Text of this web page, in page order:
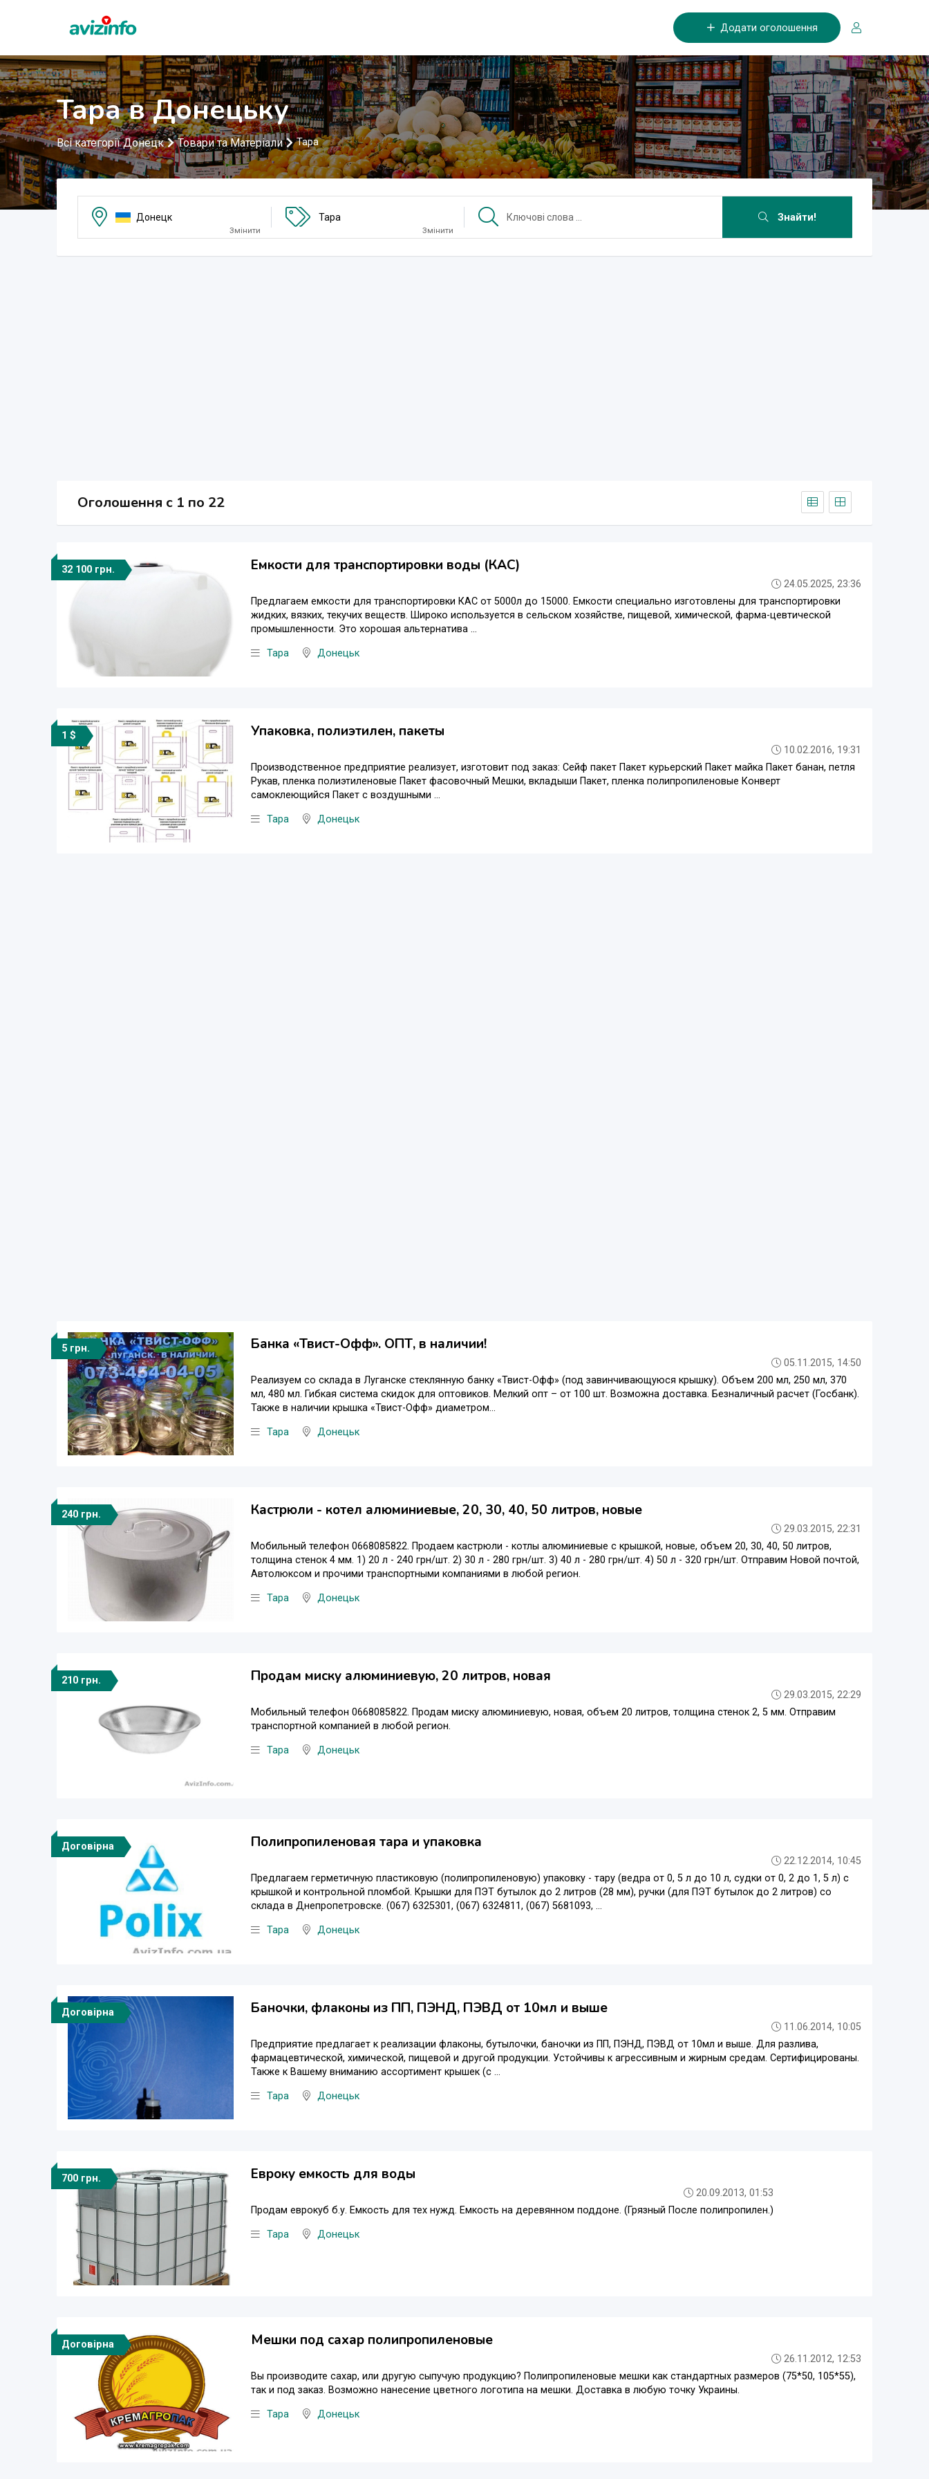
Додати оголошення
Тара в Донецьку
Всі категорії Донецк Товари та Матеріали Тара
Донецк
Змінити
Тара
Змінити
Знайти!
Оголошення c 1 по 22
32 100 грн. Емкости для транспортировки воды (КАС)
24.05.2025, 23:36
Предлагаем емкости для транспортировки КАС от 5000л до 15000. Емкости специально изготовлены для транспортировки
жидких, вязких, текучих веществ. Широко используется в сельском хозяйстве, пищевой, химической, фарма-цевтической
промышленности. Это хорошая альтернатива ...
Тара Донецьк
1 $ Упаковка, полиэтилен, пакеты
10.02.2016, 19:31
Производственное предприятие реализует, изготовит под заказ: Сейф пакет Пакет курьерский Пакет майка Пакет банан, петля
Рукав, пленка полиэтиленовые Пакет фасовочный Мешки, вкладыши Пакет, пленка полипропиленовые Конверт
самоклеющийся Пакет с воздушными ...
Тара Донецьк
5 грн. Банка «Твист-Офф». ОПТ, в наличии!
05.11.2015, 14:50
Реализуем со склада в Луганске стеклянную банку «Твист-Офф» (под завинчивающуюся крышку). Объем 200 мл, 250 мл, 370
мл, 480 мл. Гибкая система скидок для оптовиков. Мелкий опт – от 100 шт. Возможна доставка. Безналичный расчет (Госбанк).
Также в наличии крышка «Твист-Офф» диаметром...
Тара Донецьк
240 грн. Кастрюли - котел алюминиевые, 20, 30, 40, 50 литров, новые
29.03.2015, 22:31
Мобильный телефон 0668085822. Продаем кастрюли - котлы алюминиевые с крышкой, новые, объем 20, 30, 40, 50 литров,
толщина стенок 4 мм. 1) 20 л - 240 грн/шт. 2) 30 л - 280 грн/шт. 3) 40 л - 280 грн/шт. 4) 50 л - 320 грн/шт. Отправим Новой почтой,
Автолюксом и прочими транспортными компаниями в любой регион.
Тара Донецьк
210 грн. Продам миску алюминиевую, 20 литров, новая
29.03.2015, 22:29
Мобильный телефон 0668085822. Продам миску алюминиевую, новая, объем 20 литров, толщина стенок 2, 5 мм. Отправим
транспортной компанией в любой регион.
Тара Донецьк
Договірна Полипропиленовая тара и упаковка
22.12.2014, 10:45
Предлагаем герметичную пластиковую (полипропиленовую) упаковку - тару (ведра от 0, 5 л до 10 л, судки от 0, 2 до 1, 5 л) с
крышкой и контрольной пломбой. Крышки для ПЭТ бутылок до 2 литров (28 мм), ручки (для ПЭТ бутылок до 2 литров) со
склада в Днепропетровске. (067) 6325301, (067) 6324811, (067) 5681093, ...
Тара Донецьк
Договірна Баночки, флаконы из ПП, ПЭНД, ПЭВД от 10мл и выше
11.06.2014, 10:05
Предприятие предлагает к реализации флаконы, бутылочки, баночки из ПП, ПЭНД, ПЭВД от 10мл и выше. Для разлива,
фармацевтической, химической, пищевой и другой продукции. Устойчивы к агрессивным и жирным средам. Сертифицированы.
Также к Вашему вниманию ассортимент крышек (с ...
Тара Донецьк
700 грн. Евроку емкость для воды
20.09.2013, 01:53
Продам еврокуб б.у. Емкость для тех нужд. Емкость на деревянном поддоне. (Грязный После полипропилен.)
Тара Донецьк
Договірна Мешки под сахар полипропиленовые
26.11.2012, 12:53
Вы производите сахар, или другую сыпучую продукцию? Полипропиленовые мешки как стандартных размеров (75*50, 105*55),
так и под заказ. Возможно нанесение цветного логотипа на мешки. Доставка в любую точку Украины.
Тара Донецьк